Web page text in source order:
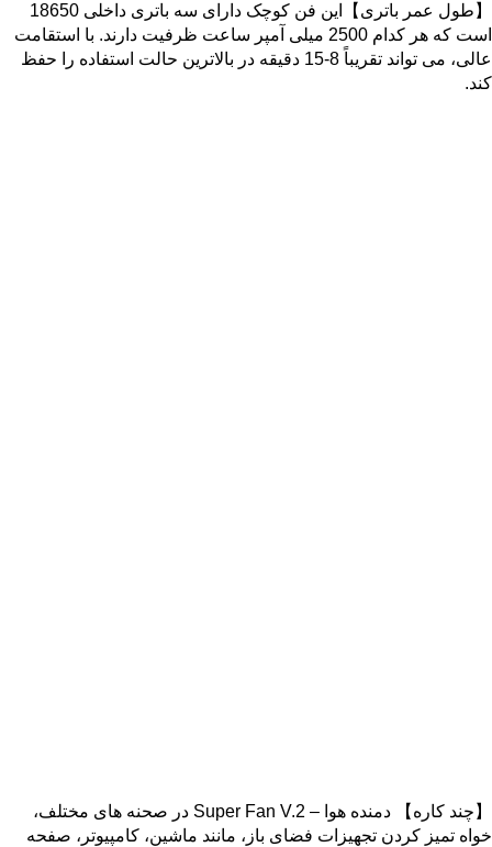
【طول عمر باتری】این فن کوچک دارای سه باتری داخلی 18650
است که هر کدام 2500 میلی آمپر ساعت ظرفیت دارند. با استقامت
عالی، می تواند تقریباً 8-15 دقیقه در بالاترین حالت استفاده را حفظ
کند.
【چند کاره】 دمنده هوا – Super Fan V.2 در صحنه های مختلف،
خواه تمیز کردن تجهیزات فضای باز، مانند ماشین، کامپیوتر، صفحه